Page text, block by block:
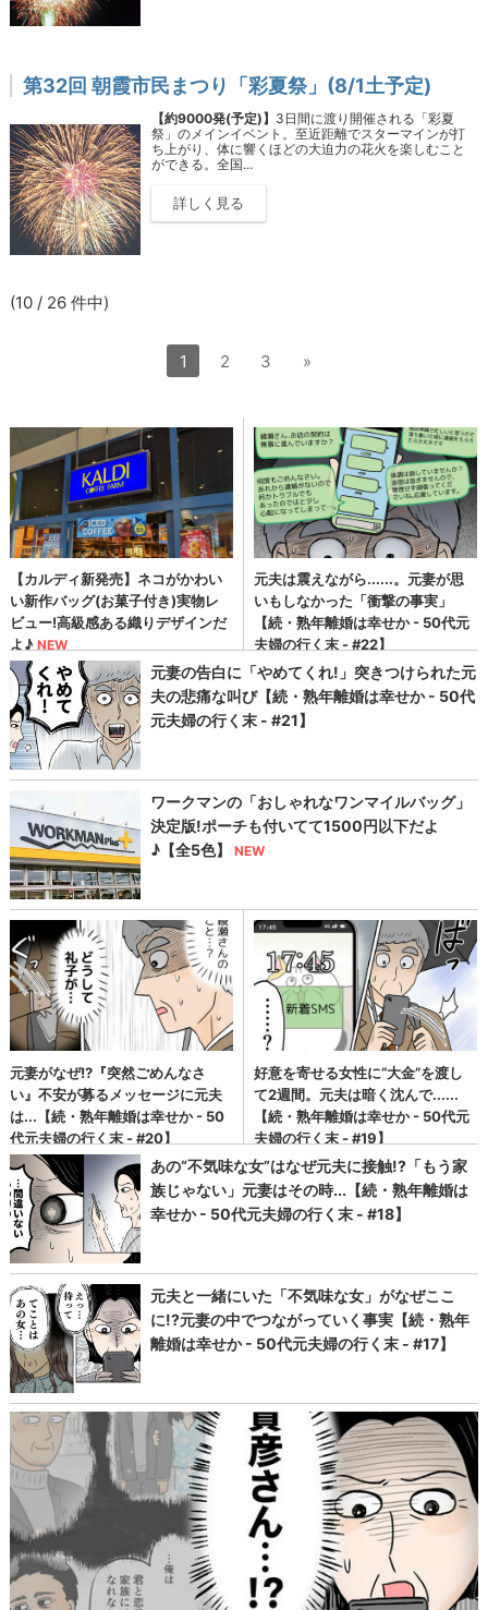
第32回 朝霞市民まつり「彩夏祭」(8/1土予定)
【約9000発(予定)】 3日間に渡り開催される「彩夏
祭」のメインイベント。至近距離でスターマインが打
ち上がり、体に響くほどの大迫力の花火を楽しむこと
ができる。全国...
詳しく見る
(10 / 26 件中)
1 2 3 »